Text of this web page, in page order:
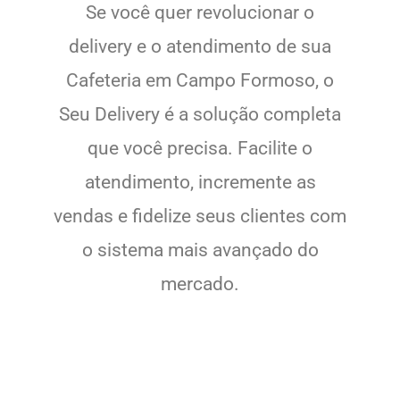
Se você quer revolucionar o
delivery e o atendimento de sua
Cafeteria em Campo Formoso, o
Seu Delivery é a solução completa
que você precisa. Facilite o
atendimento, incremente as
vendas e fidelize seus clientes com
o sistema mais avançado do
mercado.